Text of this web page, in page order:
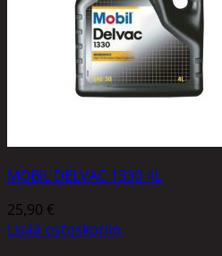
MOBIL DELVAC 1330 4L
25,90 €
Lisää ostoskoriin